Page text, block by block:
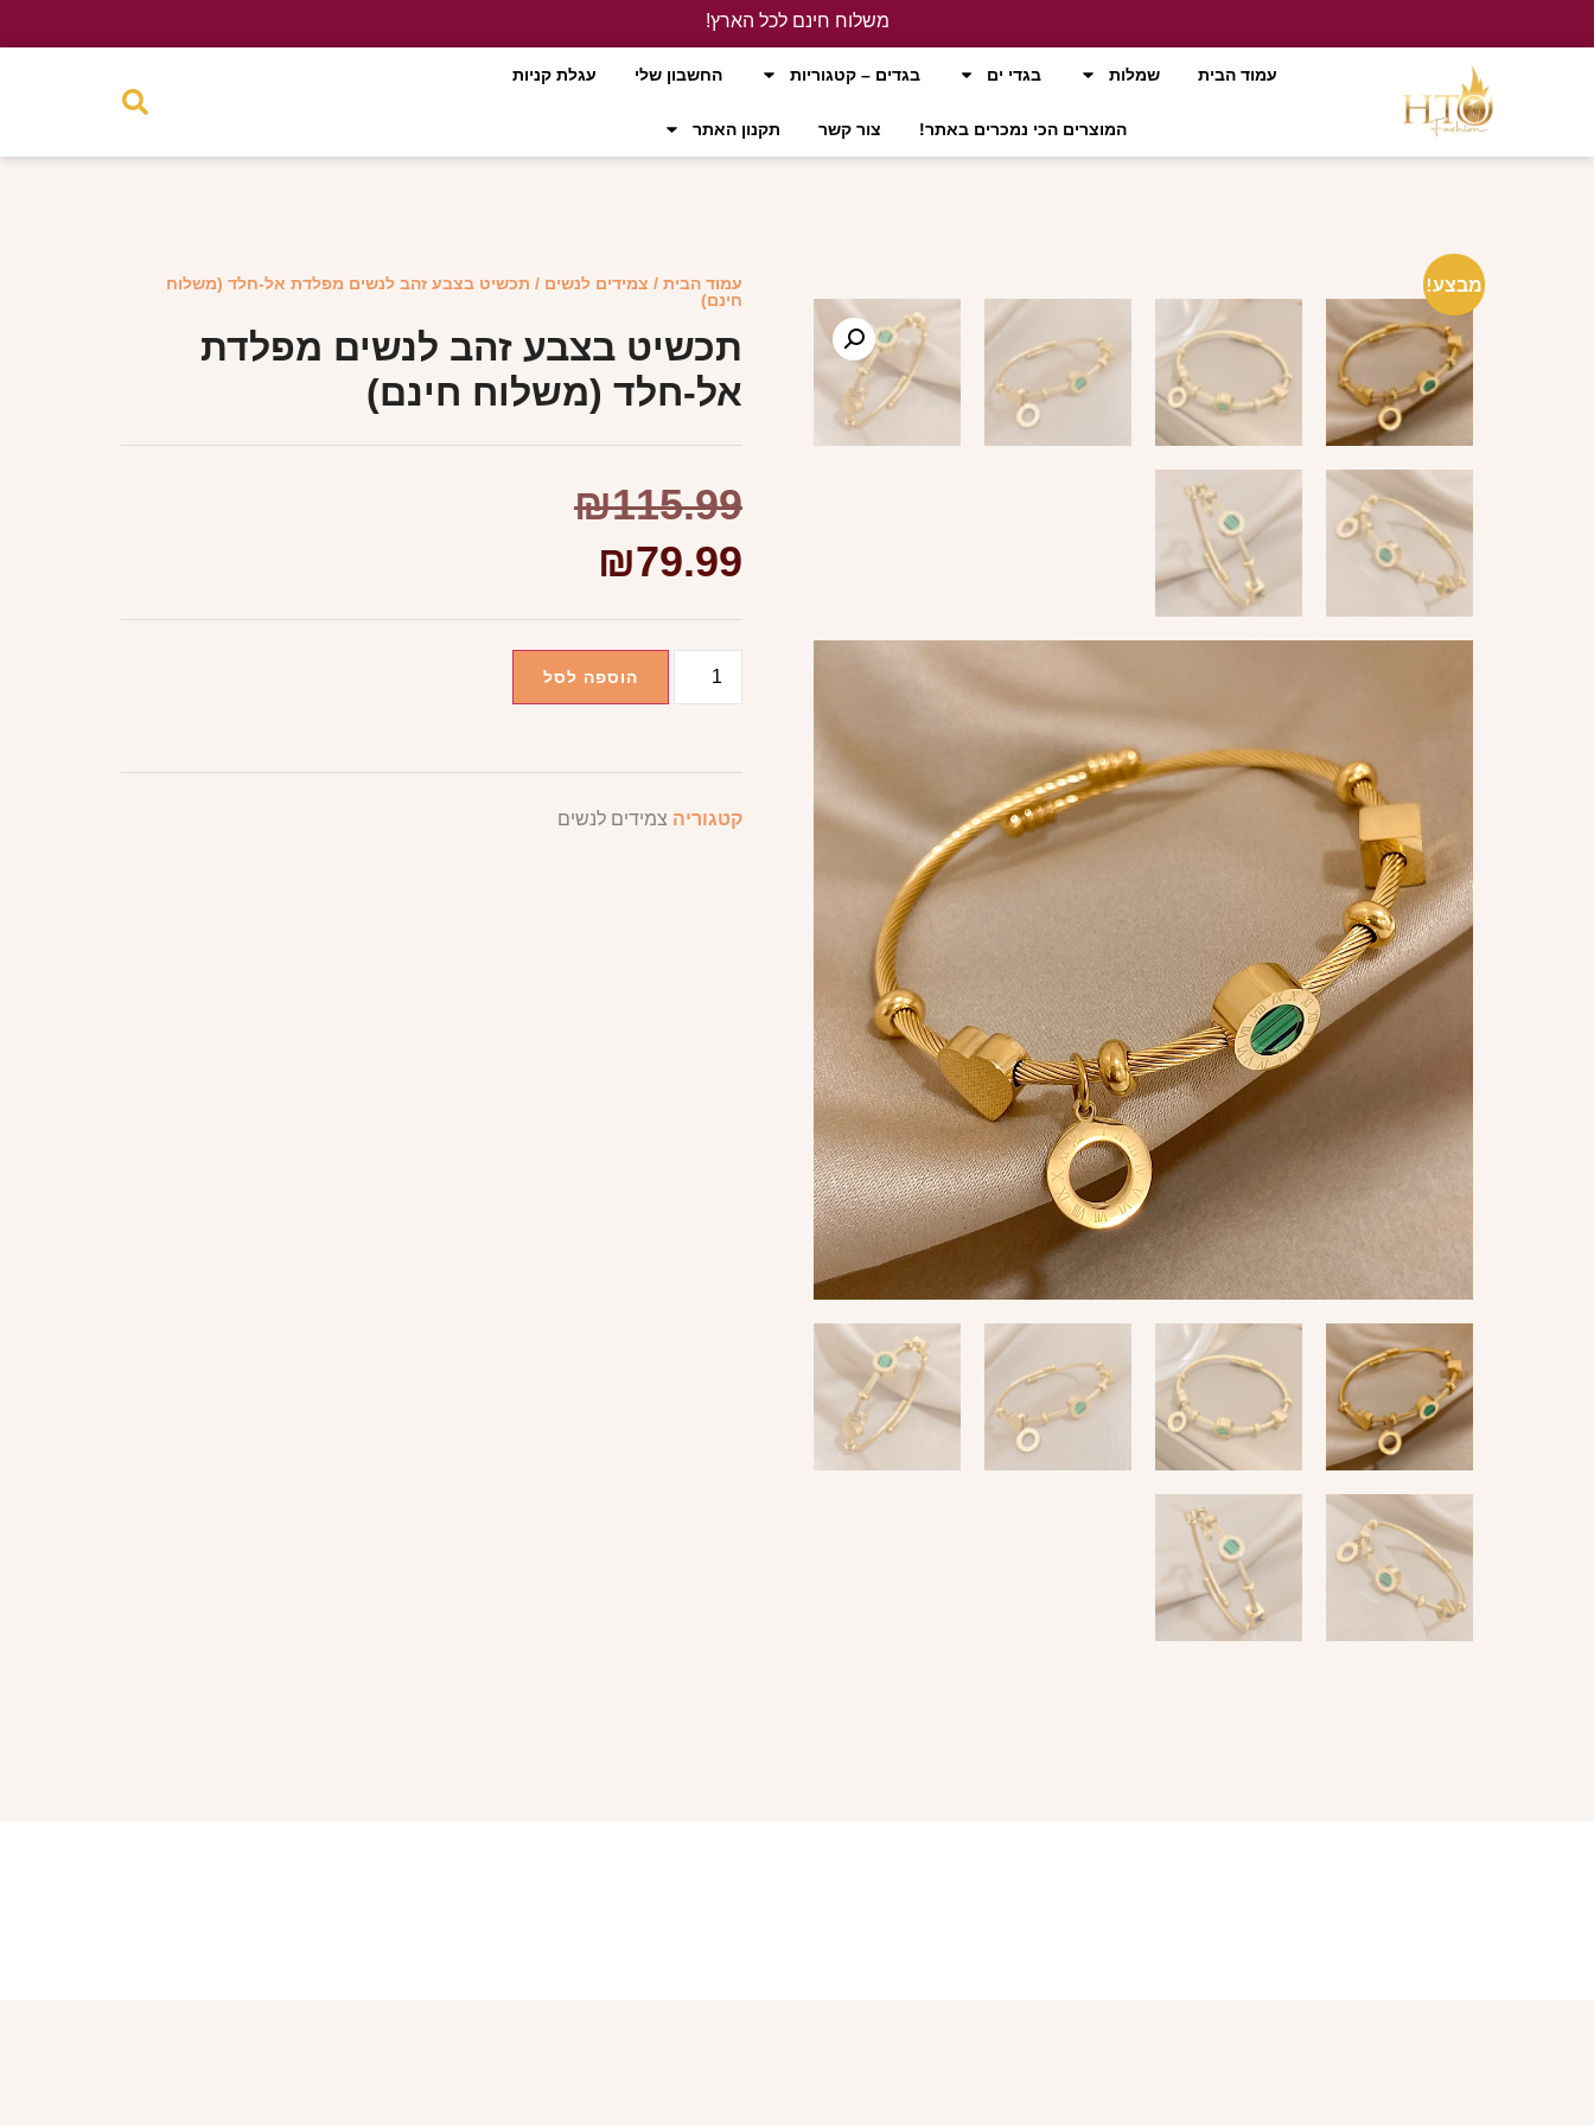
משלוח חינם לכל הארץ!
עמוד הבית
שמלות בגדי ים בגדים – קטגוריות החשבון שלי עגלת קניות
המוצרים הכי נמכרים באתר! צור קשר תקנון האתר
מבצע! עמוד הבית / צמידים לנשים / תכשיט בצבע זהב לנשים מפלדת אל-חלד (משלוח
חינם)
תכשיט בצבע זהב לנשים מפלדת
אל-חלד (משלוח חינם)
₪115.99
₪79.99
הוספה לסל
קטגוריה צמידים לנשים